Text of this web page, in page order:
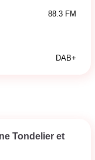
88.3 FM
DAB+
Tondelier et